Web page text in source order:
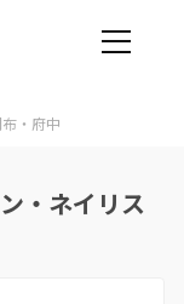
・府中
・ネイリス